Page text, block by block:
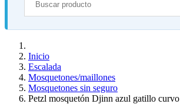
Inicio
Escalada
Mosquetones/maillones
Mosquetones sin seguro
Petzl mosquetón Djinn azul gatillo curvo